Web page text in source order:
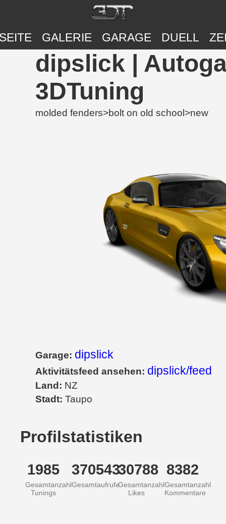
GALERIE GARAGE DUELL
dipslick |
3DTuning
molded fenders>bolt on old school>new
Garage: dipslick
Aktivitätsfeed ansehen: dipslick/feed
Land: NZ
Stadt: Taupo
Profilstatistiken
1985
Gesamtanzahl
Tunings
370543
Gesamtaufrufe
30788
Gesamtanzahl
Likes
8382
Gesamtanzahl
Kommentare